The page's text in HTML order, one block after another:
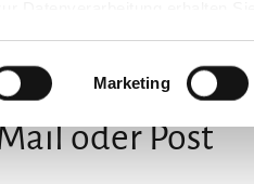
der vorherigen
Marketing
Dich
oder Post